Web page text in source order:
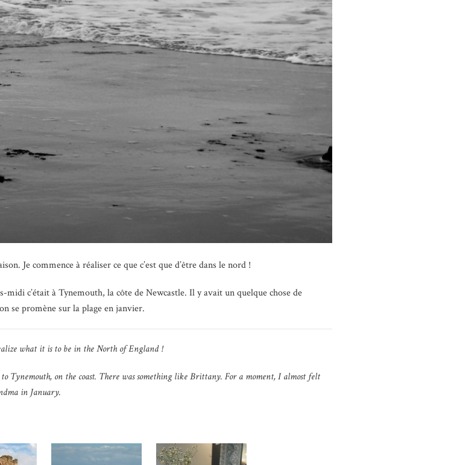
Je commence à réaliser ce que c’est que d’être dans le nord !
midi c’était à Tynemouth, la côte de Newcastle. Il y avait un quelque chose de
se promène sur la plage en janvier.
what it is to be in the North of England !
Tynemouth, on the coast. There was something like Brittany. For a moment, I almost felt
in January.